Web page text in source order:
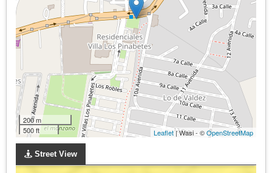
200 m
500 ft
Leaflet| Wasi - ©OpenStreetMap
Street View